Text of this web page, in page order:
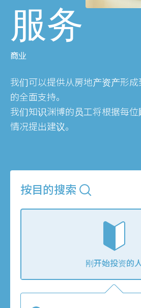
服务
商业
我们可以提供从房地产资产形
的全面支持。
我们知识渊博的员工将根据每
情况提出建议。
按目的搜索
刚开始投资的